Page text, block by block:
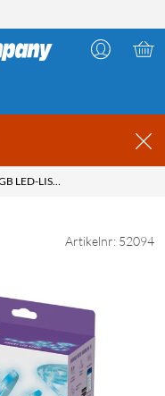
WIZ SMART RGB LED-LIST 4 M
Artikelnr: 52094